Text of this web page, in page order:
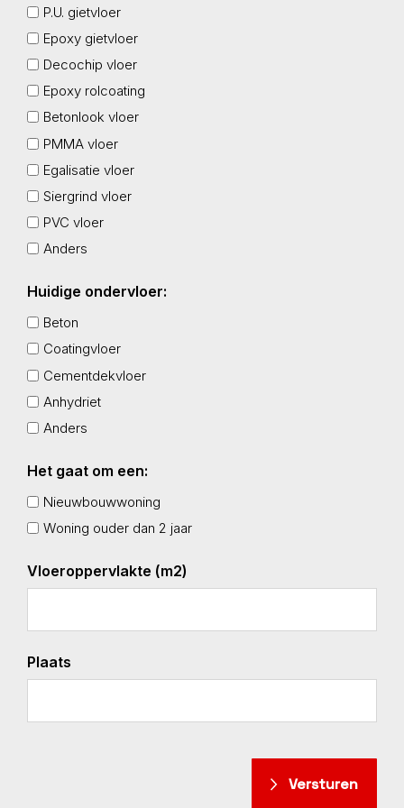
P.U. gietvloer
Epoxy gietvloer
Decochip vloer
Epoxy rolcoating
Betonlook vloer
PMMA vloer
Egalisatie vloer
Siergrind vloer
PVC vloer
Anders
Huidige ondervloer:
Beton
Coatingvloer
Cementdekvloer
Anhydriet
Anders
Het gaat om een:
Nieuwbouwwoning
Woning ouder dan 2 jaar
Vloeroppervlakte (m2)
Plaats